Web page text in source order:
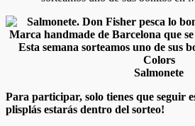
Salmonete
Para participar, solo tienes que seguir
plisplás estarás dentro del sorteo!